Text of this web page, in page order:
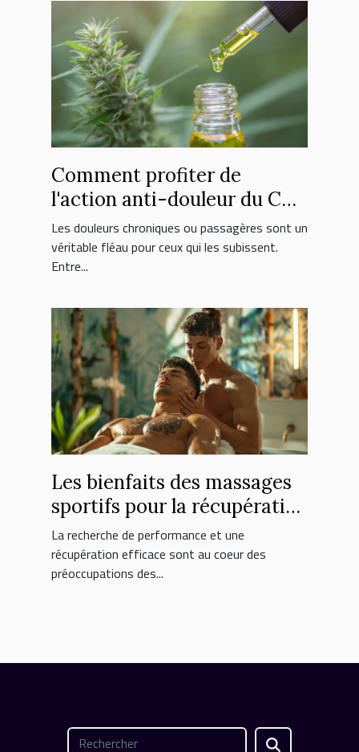
Comment profiter de
l'action anti-douleur du CBD
?
Les douleurs chroniques ou passagères sont un
véritable fléau pour ceux qui les subissent.
Entre...
Les bienfaits des massages
sportifs pour la récupération
et la performance
La recherche de performance et une
récupération efficace sont au coeur des
préoccupations des...